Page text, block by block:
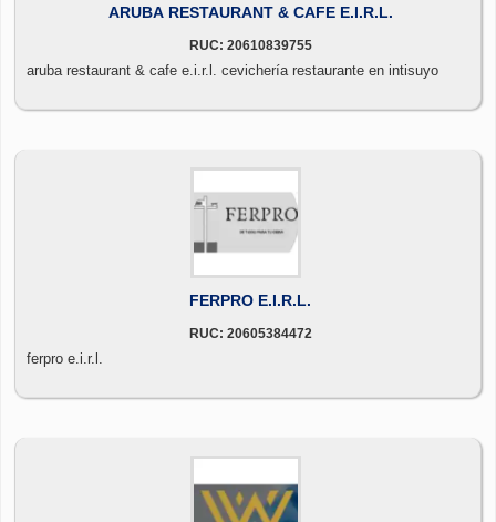
ARUBA RESTAURANT & CAFE E.I.R.L.
RUC: 20610839755
aruba restaurant & cafe e.i.r.l. cevichería restaurante en intisuyo
FERPRO E.I.R.L.
RUC: 20605384472
ferpro e.i.r.l.